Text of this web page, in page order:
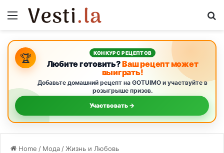
Menu
🏆 КОНКУРС РЕЦЕПТОВ
Любите готовить?Ваш рецепт может
выиграть!
Добавьте домашний рецепт на GOTUIMO и участвуйте в
розыгрыше призов.
Участвовать →
Home / Мода / Жизнь и Любовь